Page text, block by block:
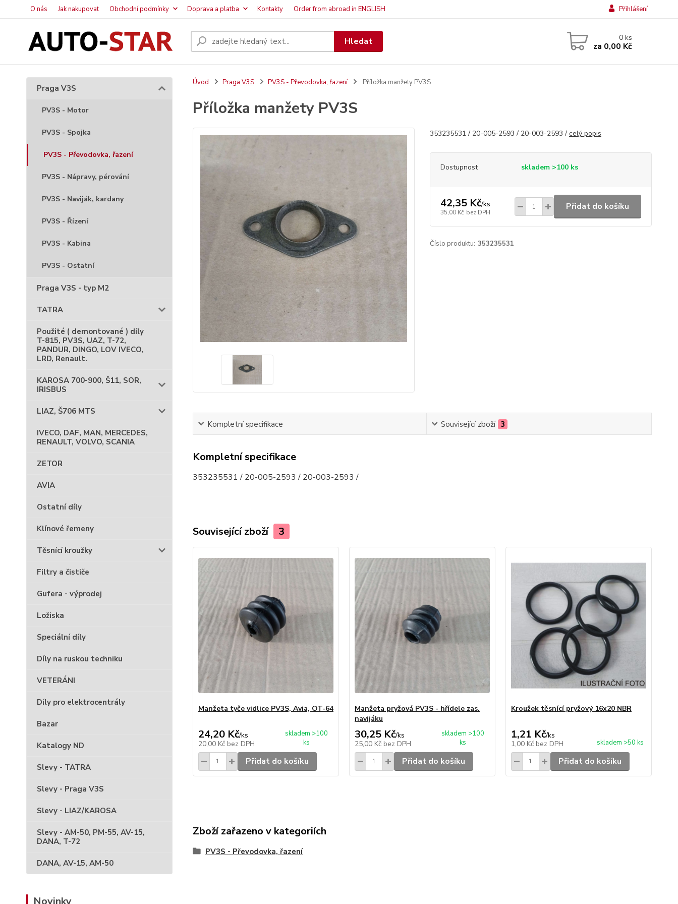
O nás Jak nakupovat Obchodní podmínky Doprava a platba Kontakty Order from abroad in ENGLISH Přihlášení
Hledat 0ks
za 0,00 Kč
Praga V3S
PV3S - Motor
PV3S - Spojka
PV3S - Převodovka, řazení
PV3S - Nápravy, pérování
PV3S - Naviják, kardany
PV3S - Řízení
PV3S - Kabina
PV3S - Ostatní
Praga V3S - typ M2
TATRA
Použité ( demontované ) díly
T-815, PV3S, UAZ, T-72,
PANDUR, DINGO, LOV IVECO,
LRD, Renault.
KAROSA 700-900, Š11, SOR,
IRISBUS
LIAZ, Š706 MTS
IVECO, DAF, MAN, MERCEDES,
RENAULT, VOLVO, SCANIA
ZETOR
AVIA
Ostatní díly
Klínové řemeny
Těsnící kroužky
Filtry a čističe
Gufera - výprodej
Ložiska
Speciální díly
Díly na ruskou techniku
VETERÁNI
Díly pro elektrocentrály
Bazar
Katalogy ND
Slevy - TATRA
Slevy - Praga V3S
Slevy - LIAZ/KAROSA
Slevy - AM-50, PM-55, AV-15,
DANA, T-72
DANA, AV-15, AM-50
Novinky
Úvod Praga V3S PV3S - Převodovka, řazení Příložka manžety PV3S
Příložka manžety PV3S
353235531 / 20-005-2593 / 20-003-2593 / celý popis
Dostupnost skladem >100 ks
42,35 Kč/ks
35,00 Kč bez DPH
Přidat do košíku
Číslo produktu: 353235531
Kompletní specifikace Související zboží 3
Kompletní specifikace
353235531 / 20-005-2593 / 20-003-2593 /
Související zboží 3
Manžeta tyče vidlice PV3S, Avia, OT-64
24,20 Kč/ks
20,00 Kč bez DPH
skladem >100
ks
Přidat do košíku
Manžeta pryžová PV3S - hřídele zas.
navijáku
30,25 Kč/ks
25,00 Kč bez DPH
skladem >100
ks
Přidat do košíku
Kroužek těsnící pryžový 16x20 NBR
1,21 Kč/ks
1,00 Kč bez DPH skladem >50 ks
Přidat do košíku
Zboží zařazeno v kategoriích
PV3S - Převodovka, řazení